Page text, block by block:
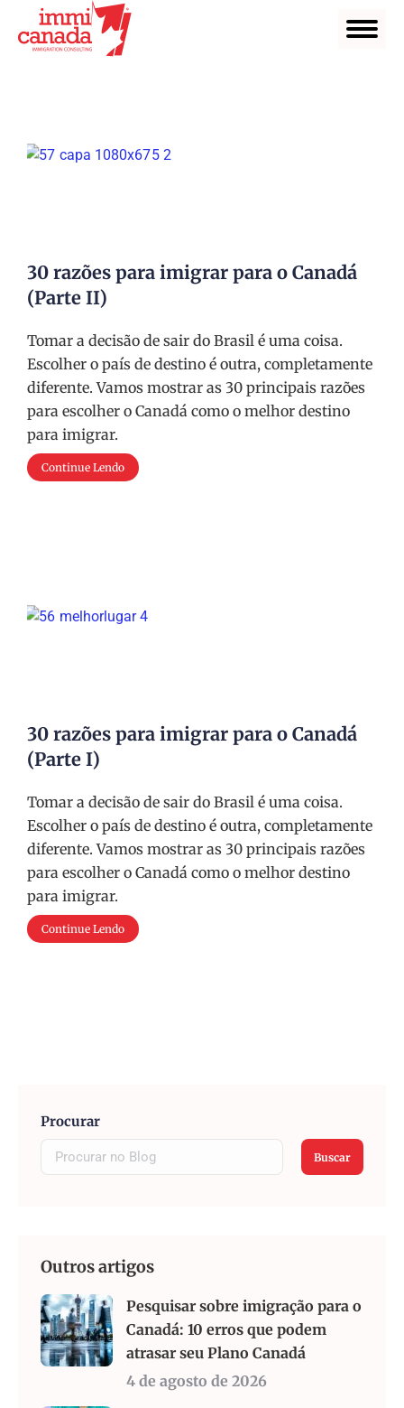
30 razões para imigrar para o Canadá
(Parte II)
Tomar a decisão de sair do Brasil é uma coisa.
Escolher o país de destino é outra, completamente
diferente. Vamos mostrar as 30 principais razões
para escolher o Canadá como o melhor destino
para imigrar.
Continue Lendo
30 razões para imigrar para o Canadá
(Parte I)
Tomar a decisão de sair do Brasil é uma coisa.
Escolher o país de destino é outra, completamente
diferente. Vamos mostrar as 30 principais razões
para escolher o Canadá como o melhor destino
para imigrar.
Continue Lendo
Procurar
Buscar
Outros artigos
Pesquisar sobre imigração para o
Canadá: 10 erros que podem
atrasar seu Plano Canadá
4 de agosto de 2026